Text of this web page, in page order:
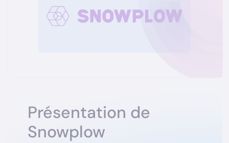
Présentation de
Snowplow